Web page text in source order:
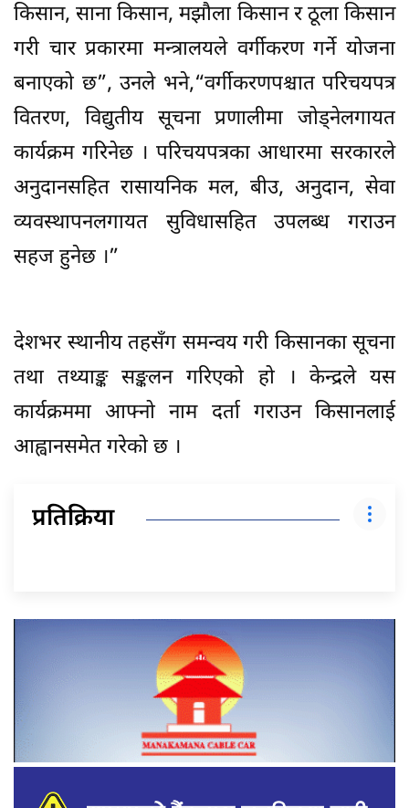
किसान, साना किसान, मझौला किसान र ठूला किसान
गरी चार प्रकारमा मन्त्रालयले वर्गीकरण गर्ने योजना
बनाएको छ”, उनले भने,“वर्गीकरणपश्चात परिचयपत्र
वितरण, विद्युतीय सूचना प्रणालीमा जोड्नेलगायत
कार्यक्रम गरिनेछ । परिचयपत्रका आधारमा सरकारले
अनुदानसहित रासायनिक मल, बीउ, अनुदान, सेवा
व्यवस्थापनलगायत सुविधासहित उपलब्ध गराउन
सहज हुनेछ ।”
देशभर स्थानीय तहसँग समन्वय गरी किसानका सूचना
तथा तथ्याङ्क सङ्कलन गरिएको हो । केन्द्रले यस
कार्यक्रममा आफ्नो नाम दर्ता गराउन किसानलाई
आह्वानसमेत गरेको छ ।
प्रतिक्रिया